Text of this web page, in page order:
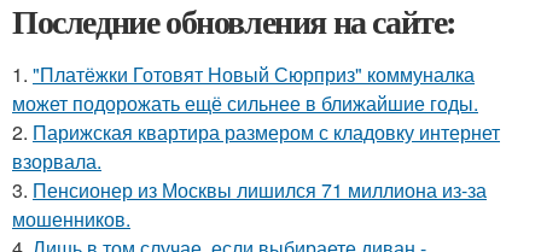
Последние обновления на сайте:
1. "Платёжки Готовят Новый Сюрприз" коммуналка
может подорожать ещё сильнее в ближайшие годы.
2. Парижская квартира размером с кладовку интернет
взорвала.
3. Пенсионер из Москвы лишился 71 миллиона из-за
мошенников.